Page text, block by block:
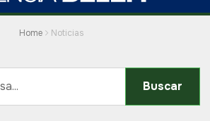
Home Noticias
Buscar